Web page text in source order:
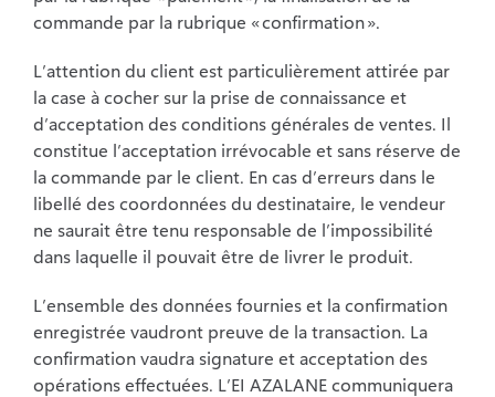
commande par la rubrique « confirmation ».
L’attention du client est particulièrement attirée par
la case à cocher sur la prise de connaissance et
d’acceptation des conditions générales de ventes. Il
constitue l’acceptation irrévocable et sans réserve de
la commande par le client. En cas d’erreurs dans le
libellé des coordonnées du destinataire, le vendeur
ne saurait être tenu responsable de l’impossibilité
dans laquelle il pouvait être de livrer le produit.
L’ensemble des données fournies et la confirmation
enregistrée vaudront preuve de la transaction. La
confirmation vaudra signature et acceptation des
opérations effectuées. L’EI AZALANE communiquera